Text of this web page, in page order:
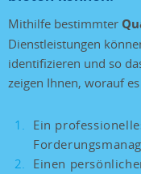
Mithilfe bestimmter
Dienstleistungen
identifizieren und so
zeigen Ihnen, worauf
Ein
Einen